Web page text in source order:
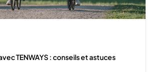
TENWAYS : conseils et astuces